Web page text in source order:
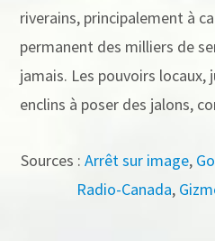
riverains, principalement à
permanent des milliers de
jamais. Les pouvoirs locaux,
enclins à poser des jalons,
Sources : Arrêt sur image,
Radio-Canada,